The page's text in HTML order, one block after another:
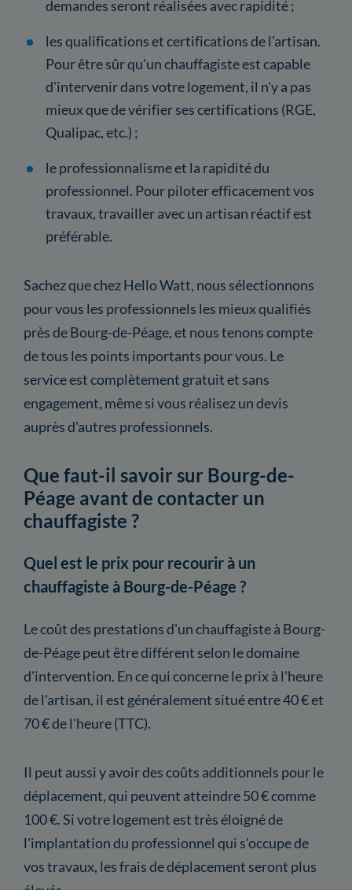
demandes seront réalisées avec rapidité ;
les qualifications et certifications de l'artisan.
Pour être sûr qu'un chauffagiste est capable
d'intervenir dans votre logement, il n'y a pas
mieux que de vérifier ses certifications (RGE,
Qualipac, etc.) ;
le professionnalisme et la rapidité du
professionnel. Pour piloter efficacement vos
travaux, travailler avec un artisan réactif est
préférable.
Sachez que chez Hello Watt, nous sélectionnons
pour vous les professionnels les mieux qualifiés
près de Bourg-de-Péage, et nous tenons compte
de tous les points importants pour vous. Le
service est complètement gratuit et sans
engagement, même si vous réalisez un devis
auprès d'autres professionnels.
Que faut-il savoir sur Bourg-de-
Péage avant de contacter un
chauffagiste ?
Quel est le prix pour recourir à un
chauffagiste à Bourg-de-Péage ?
Le coût des prestations d'un chauffagiste à Bourg-
de-Péage peut être différent selon le domaine
d'intervention. En ce qui concerne le prix à l'heure
de l'artisan, il est généralement situé entre 40 € et
70 € de l'heure (TTC).
Il peut aussi y avoir des coûts additionnels pour le
déplacement, qui peuvent atteindre 50 € comme
100 €. Si votre logement est très éloigné de
l'implantation du professionnel qui s'occupe de
vos travaux, les frais de déplacement seront plus